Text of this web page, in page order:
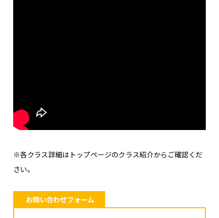
※各クラス詳細はトップページのクラス紹介からご確認くだ
さい。
お問い合わせフォーム